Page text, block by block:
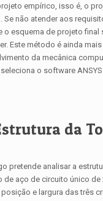
empírico, isso é, o
não atender aos
esquema de projeto
Este método é ainda
da mecânica
o software
da
pretende analisar a
aço de circuito único
e largura das três